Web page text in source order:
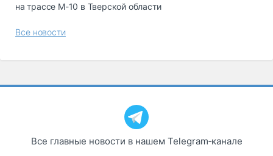
на трассе М-10 в Тверской области
Все новости
Все главные новости в нашем Telegram‑канале